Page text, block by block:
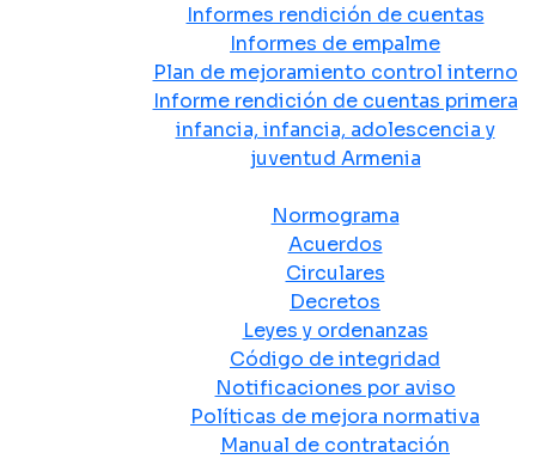
Informes rendición de cuentas
Informes de empalme
Plan de mejoramiento control interno
Informe rendición de cuentas primera
infancia, infancia, adolescencia y
juventud Armenia
Normograma
Acuerdos
Circulares
Decretos
Leyes y ordenanzas
Código de integridad
Notificaciones por aviso
Políticas de mejora normativa
Manual de contratación